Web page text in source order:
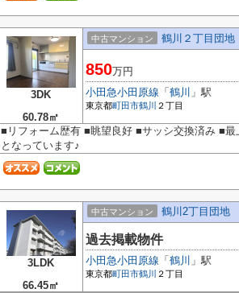
3DK
60.78㎡
中古マンション 鶴川２丁目団地
850万円
小田急小田原線 「 鶴川 」駅
東京都町田市鶴川 ２丁目
■リフォーム歴有 ■眺望良好 ■サッシ交換済み ■
となっています♪
3LDK
66.45㎡
中古マンション 鶴川2丁目団地
過去掲載物件
小田急小田原線 「 鶴川 」駅
東京都町田市鶴川 ２丁目